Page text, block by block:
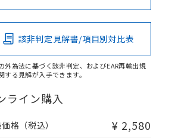
該非判定見解書/項目別対比表
外為法に基づく該非判定、およびEAR再輸出規
する見解が入手できます。
ライン購入
格（税込） ¥ 2,580